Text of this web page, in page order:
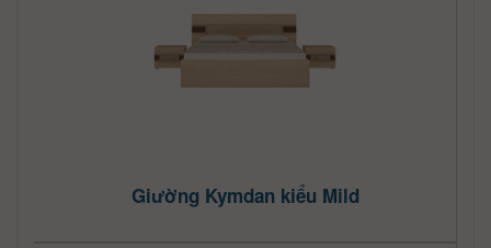
Giường Kymdan kiểu Mild